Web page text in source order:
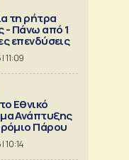
τη ρήτρα
- Πάνω από 1
επενδύσεις
11:09
Εθνικό
Ανάπτυξης
Πάρου
10:14